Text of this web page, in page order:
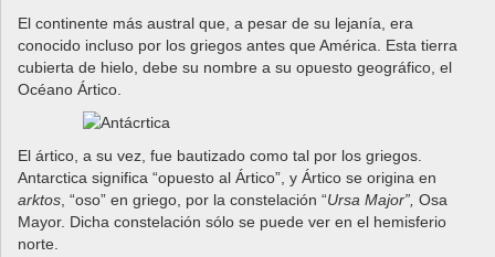
El continente más austral que, a pesar de su lejanía, era
conocido incluso por los griegos antes que América. Esta tierra
cubierta de hielo, debe su nombre a su opuesto geográfico, el
Océano Ártico.
El ártico, a su vez, fue bautizado como tal por los griegos.
Antarctica significa “opuesto al Ártico”, y Ártico se origina en
arktos , “oso” en griego, por la constelación “Ursa Major”, Osa
Mayor. Dicha constelación sólo se puede ver en el hemisferio
norte.